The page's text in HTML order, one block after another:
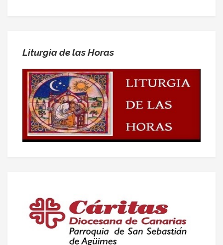
Liturgia de las Horas